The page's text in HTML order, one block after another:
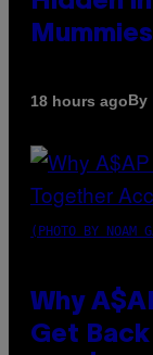
Mummies
18 hours agoBy
(PHOTO BY NOAM
Why
Get